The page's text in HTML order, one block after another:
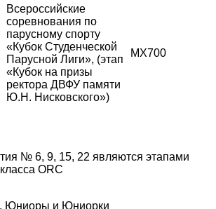
Всероссийские
соревнования по
парусному спорту
«Кубок Студенческой
Парусной Лиги», (этап
«Кубок на призы
ректора ДВФУ памяти
Ю.Н. Нисковского»)
MX700
9, 15, 22 являются этапами
ORC
Юниоры и Юниорки